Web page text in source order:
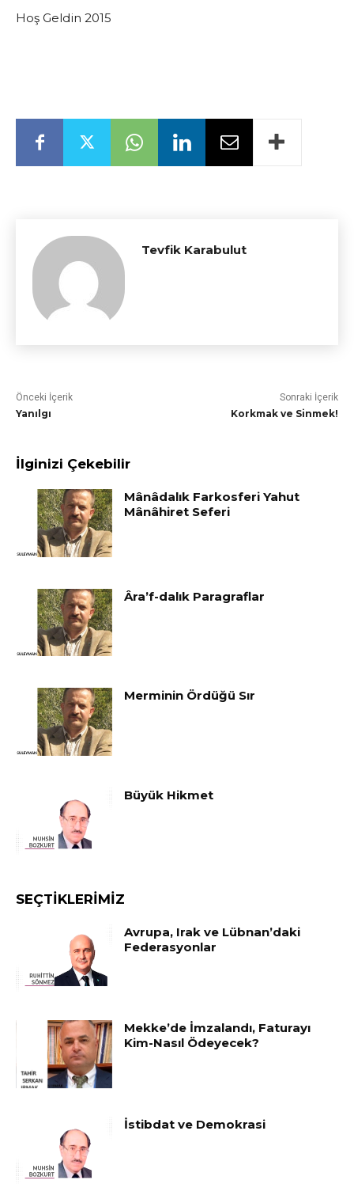
Hoş Geldin 2015
Tevfik Karabulut
Önceki İçerik
Yanılgı
Sonraki İçerik
Korkmak ve Sinmek!
İlginizi Çekebilir
Mânâdalık Farkosferi Yahut
Mânâhiret Seferi
Âra’f-dalık Paragraflar
Merminin Ördüğü Sır
Büyük Hikmet
SEÇTIKLERIMIZ
Avrupa, Irak ve Lübnan’daki
Federasyonlar
Mekke’de İmzalandı, Faturayı
Kim-Nasıl Ödeyecek?
İstibdat ve Demokrasi